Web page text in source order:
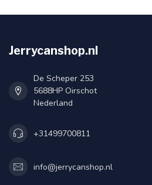
Jerrycanshop.nl
De Scheper 253
5688HP Oirschot
Nederland
+31499700811
info@jerrycanshop.nl